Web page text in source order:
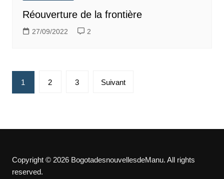
Réouverture de la frontière
27/09/2022 2
Pagination
des
1 2 3 Suivant
Copyright © 2026 BogotadesnouvellesdeManu. All rights
reserved.